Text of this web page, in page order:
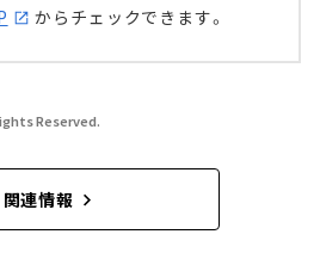
からチェックできます。
Reserved.
関連情報